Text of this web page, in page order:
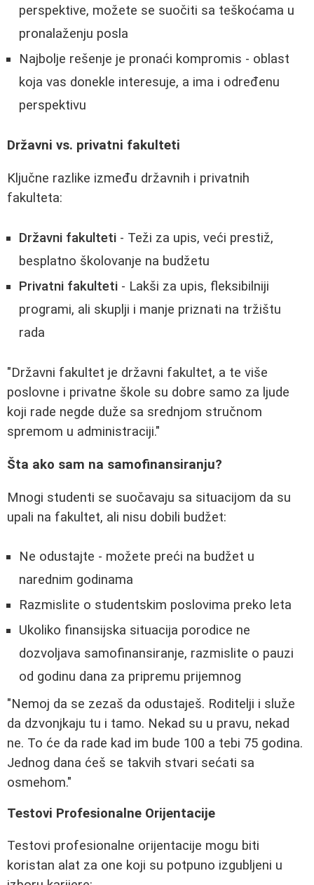
perspektive, možete se suočiti sa teškoćama u
pronalaženju posla
Najbolje rešenje je pronaći kompromis - oblast
koja vas donekle interesuje, a ima i određenu
perspektivu
Državni vs. privatni fakulteti
Ključne razlike između državnih i privatnih
fakulteta:
Državni fakulteti - Teži za upis, veći prestiž,
besplatno školovanje na budžetu
Privatni fakulteti - Lakši za upis, fleksibilniji
programi, ali skuplji i manje priznati na tržištu
rada
"Državni fakultet je državni fakultet, a te više
poslovne i privatne škole su dobre samo za ljude
koji rade negde duže sa srednjom stručnom
spremom u administraciji."
Šta ako sam na samofinansiranju?
Mnogi studenti se suočavaju sa situacijom da su
upali na fakultet, ali nisu dobili budžet:
Ne odustajte - možete preći na budžet u
narednim godinama
Razmislite o studentskim poslovima preko leta
Ukoliko finansijska situacija porodice ne
dozvoljava samofinansiranje, razmislite o pauzi
od godinu dana za pripremu prijemnog
"Nemoj da se zezaš da odustaješ. Roditelji i služe
da dzvonjkaju tu i tamo. Nekad su u pravu, nekad
ne. To će da rade kad im bude 100 a tebi 75 godina.
Jednog dana ćeš se takvih stvari sećati sa
osmehom."
Testovi Profesionalne Orijentacije
Testovi profesionalne orijentacije mogu biti
koristan alat za one koji su potpuno izgubljeni u